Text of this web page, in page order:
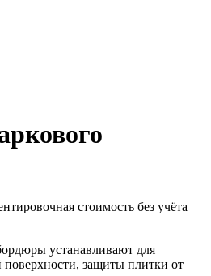
стоимость без учёта
устанавливают для
защиты плитки от